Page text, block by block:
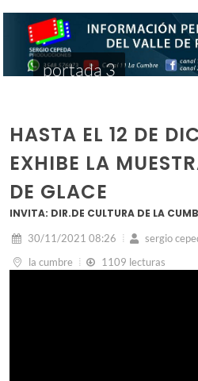
portada 3
HASTA EL 12 DE
EXHIBE LA
DE GLACE
INVITA: DIR.DE CULTURA DE LA
30/11/2021 08:26 sergio
la cumbre
1109 lecturas